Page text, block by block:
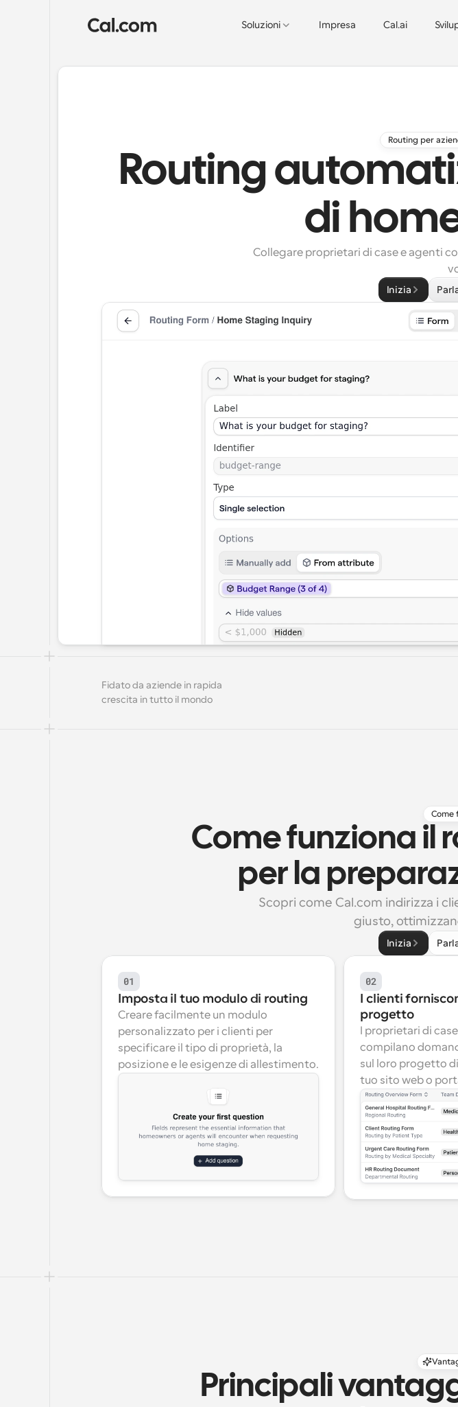
Soluzioni Impresa Cal.ai
Routing per
Routing
di
Collegare proprietari di case e agenti
Inizia
Fidato da aziende in rapida
crescita in tutto il mondo
Come
Come funziona il
per la
Scopri come Cal.com indirizza i
giusto,
Inizia
01
Imposta il tuo modulo di routing
Creare facilmente un modulo
personalizzato per i clienti per
specificare il tipo di proprietà, la
posizione e le esigenze di allestimento.
02
I clienti
progetto
I proprietari di
compilano
sul loro progetto
tuo sito web o
Principali